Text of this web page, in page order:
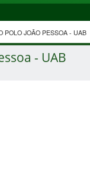
POLO JOÃO PESSOA - UAB
- UAB